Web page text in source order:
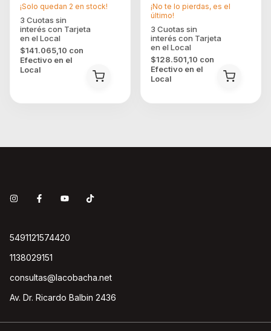
$141.065,10 con
Efectivo en el
Local
¡Solo quedan 2 en stock!
$128.501,10 con
Efectivo en el
Local
¡No te lo pierdas, es el
último!
5491121574420
1138029151
consultas@lacobacha.net
Av. Dr. Ricardo Balbin 2436